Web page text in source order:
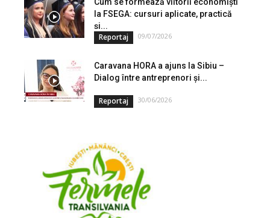
Cum se formează viitorii economiști
la FSEGA: cursuri aplicate, practică
și...
Reportaj 09/07/2026
Caravana HORA a ajuns la Sibiu –
Dialog între antreprenori și...
Reportaj 30/06/2026